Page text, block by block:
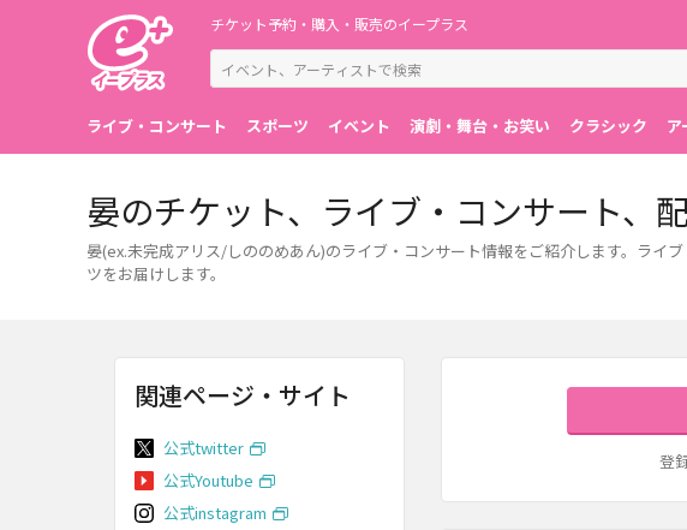
チケット予約・購入・販売のイープラス
ライブ・コンサート スポーツ イベント 演劇・舞台・お笑い クラシック ア
晏のチケット、ライブ・コンサート、
晏(ex.未完成アリス/しののめあん)のライブ・コンサート情報をご紹介します。ライ
ツをお届けします。
登
関連ページ・サイト
公式twitter
公式Youtube
公式instagram